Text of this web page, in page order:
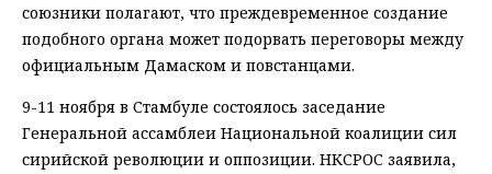
союзники полагают, что преждевременное создание
подобного органа может подорвать переговоры между
официальным Дамаском и повстанцами.
9-11 ноября в Стамбуле состоялось заседание
Генеральной ассамблеи Национальной коалиции сил
сирийской революции и оппозиции. НКСРОС заявила,